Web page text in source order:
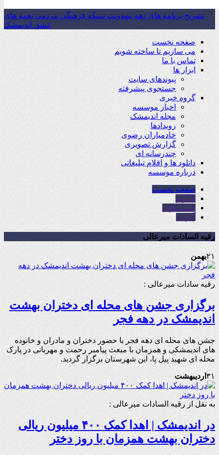
تشریح برنامه های دهه مهدویت شبکه فرهنگی مردمی نغمه های
عشق اندیمشک
صفحه نخست
می سازیم تا ساخته شویم
تماس با ما
ابزار ها
پیوندهای سایت
جستجوی پیشرفته
گروه خبری
اخبار موسسه
مجله اندیمشک
رویدادها
خادمیاران رضوی
گزارش تصویری
چندرسانه ای
دانلود ها و اقلام تبلیغاتی
درباره موسسه
صفحه نخست
تلگرام
اینستاگرام
آپارات
رقیه السادات میرعالی
۲۱بهمن
رقیه سادات میرعالی :
برگزاری جشن های محله ای دختران بهشت
اندیمشک در دهه فجر
جشن های محله ای دهه فجر با حضور دختران و مادران و خانوده
های اندیمشکی و همزمان با مبعث پیامبر رحمت و مهربانی در پارک
محله ای شهید پیل پا، این شهرستان برگزار گردید.
۳۱اردیبهشت
به نقل از رقیه السادات میرعالی :
در اندیمشک | اهدا کمک ۴۰۰ میلیون ریالی
دختران بهشت همزمان با روز دختر